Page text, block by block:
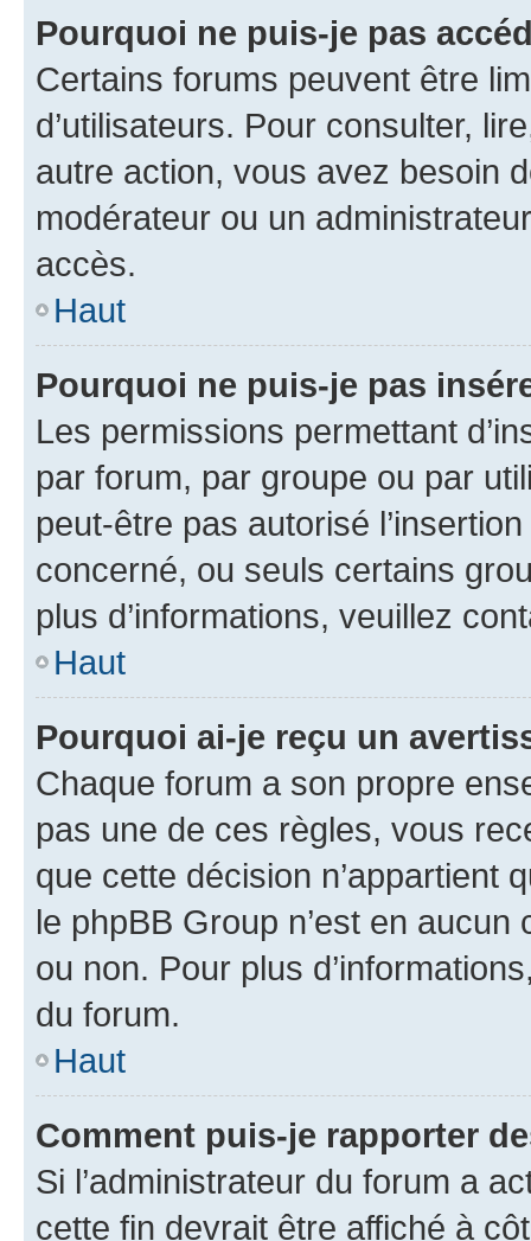
Pourquoi ne puis-je pas
Certains forums peuvent être
d’utilisateurs. Pour consulter,
autre action, vous avez besoin
modérateur ou un
accès.
Haut
Pourquoi ne puis-je pas
Les permissions permettant
par forum, par groupe ou par
peut-être pas autorisé
concerné, ou seuls certains
plus d’informations, veuillez
Haut
Pourquoi ai-je reçu un
Chaque forum a son propre
pas une de ces règles, vous
que cette décision n’appartient
le phpBB Group n’est en
ou non. Pour plus
du forum.
Haut
Comment puis-je rapporter
Si l’administrateur du forum a
cette fin devrait être affiché à